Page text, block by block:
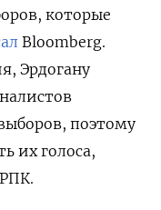
которые
Bloomberg.
Эрдогану
поэтому
их голоса,